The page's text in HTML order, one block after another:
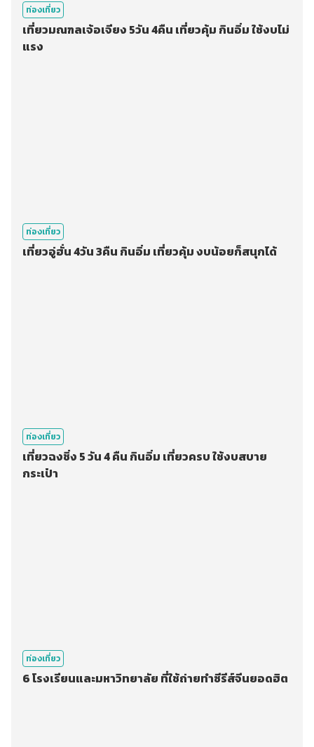
ท่องเที่ยว
เที่ยวมณฑลเจ้อเจียง 5วัน 4คืน เที่ยวคุ้ม กินอิ่ม ใช้งบไม่
แรง
ท่องเที่ยว
เที่ยวอู่ฮั่น 4วัน 3คืน กินอิ่ม เที่ยวคุ้ม งบน้อยก็สนุกได้
ท่องเที่ยว
เที่ยวฉงชิ่ง 5 วัน 4 คืน กินอิ่ม เที่ยวครบ ใช้งบสบาย
กระเป๋า
ท่องเที่ยว
6 โรงเรียนและมหาวิทยาลัย ที่ใช้ถ่ายทำซีรีส์จีนยอดฮิต